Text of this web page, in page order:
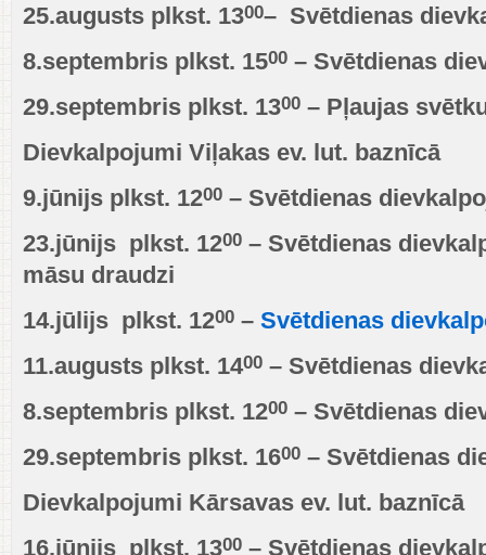
25.augusts plkst. 1300– Svētdienas
8.septembris plkst. 1500 – Svētdienas
29.septembris plkst. 1300 – Pļaujas
Dievkalpojumi Viļakas ev. lut. baznīcā
9.jūnijs plkst. 1200 – Svētdienas
23.jūnijs plkst. 1200 – Svētdienas
māsu draudzi
14.jūlijs plkst. 1200 – Svētdienas
11.augusts plkst. 1400 – Svētdienas
8.septembris plkst. 1200 – Svētdienas
29.septembris plkst. 1600 – Svētdienas
Dievkalpojumi Kārsavas ev. lut. baznīcā
16.jūnijs plkst. 1300 – Svētdienas